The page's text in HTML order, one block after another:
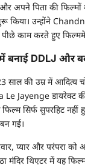
और अपने पिता की
किया। उन्होंने
पीछे काम करते हुए
बनाई DDLJ और
साल की उम्र में आदित्य
Jayenge डायरेक्ट
सिर्फ सुपरहिट नहीं
गई।
प्यार और परंपरा
मंदिर थिएटर में यह